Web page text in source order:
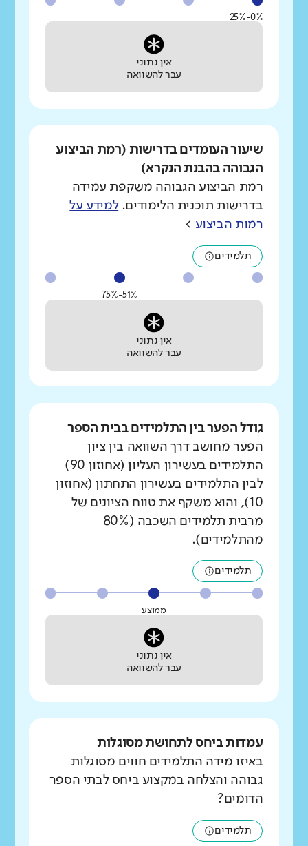
0%-25%
אין נתוני
עבר להשוואה
שיעור העומדים בדרישות (רמת הביצוע
הגבוהה בהבנת הנקרא)
רמת הביצוע הגבוהה משקפת עמידה
בדרישות תוכנית הלימודים.למידע על
רמות הביצוע >
תלמידים
51%-75%
אין נתוני
עבר להשוואה
גודל הפער בין התלמידים בבית הספר
הפער מחושב דרך השוואה בין ציון
התלמידים בעשירון העליון (אחוזון 90)
לבין התלמידים בעשירון התחתון (אחוזון
10), והוא משקף את טווח הציונים של
מרבית תלמידים השכבה (80%
מהתלמידים).
תלמידים
ממוצע
אין נתוני
עבר להשוואה
עמדות ביחס לתחושת מסוגלות
באיזו מידה התלמידים חווים מסוגלות
גבוהה והצלחה במקצוע ביחס לבתי הספר
הדומים?
תלמידים